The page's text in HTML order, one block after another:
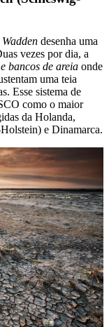
desenha uma
vezes por dia, a
bancos de areia onde
uma teia
Esse sistema de
como o maior
da Holanda,
e Dinamarca.